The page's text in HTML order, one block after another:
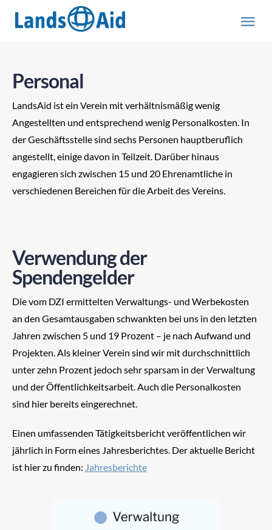
Inhalt
PROJEKTE
ÜBER UNS
ABOUT US (engl.)
MITMACHEN
SPENDEN
Personal
LandsAid ist ein Verein mit verhältnismäßig wenig
Angestellten und entsprechend wenig Personalkosten. In
der Geschäftsstelle sind sechs Personen hauptberuflich
angestellt, einige davon in Teilzeit. Darüber hinaus
engagieren sich zwischen 15 und 20 Ehrenamtliche in
verschiedenen Bereichen für die Arbeit des Vereins.
Verwendung der
Spendengelder
Die vom DZI ermittelten Verwaltungs- und Werbekosten
an den Gesamtausgaben schwankten bei uns in den letzten
Jahren zwischen 5 und 19 Prozent – je nach Aufwand und
Projekten. Als kleiner Verein sind wir mit durchschnittlich
unter zehn Prozent jedoch sehr sparsam in der Verwaltung
und der Öffentlichkeitsarbeit. Auch die Personalkosten
sind hier bereits eingerechnet.
Einen umfassenden Tätigkeitsbericht veröffentlichen wir
jährlich in Form eines Jahresberichtes. Der aktuelle Bericht
ist hier zu finden: Jahresberichte